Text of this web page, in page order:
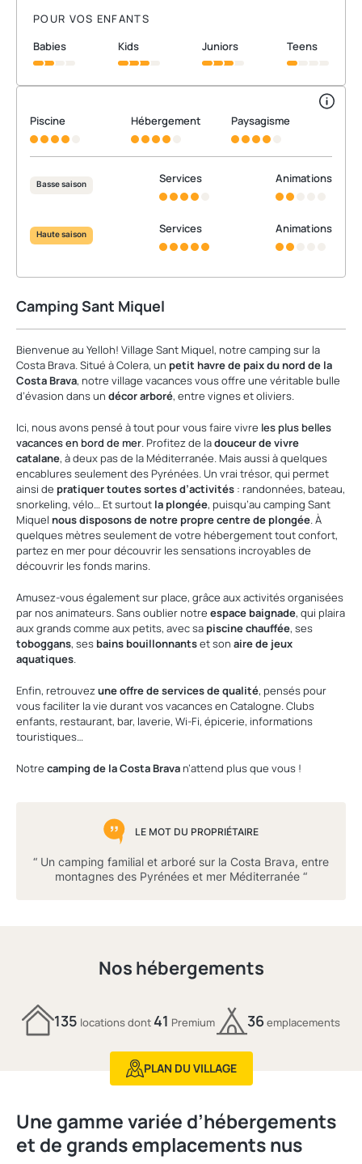
POUR VOS ENFANTS
babies
kids juniors teens
Piscine Hébergement Paysagisme
Basse saison Services Animations
Haute saison Services Animations
Camping Sant Miquel
Bienvenue au Yelloh! Village Sant Miquel, notre camping sur la
Costa Brava. Situé à Colera, un petit havre de paix du nordde la
Costa Brava, notre village vacances vous offre une véritable bulle
d’évasion dans un décor arboré, entre vignes et oliviers.
Ici, nous avons pensé à tout pour vous faire vivre les plus belles
vacances en bord de mer. Profitez de ladouceur de vivre
catalane, à deux pas de la Méditerranée. Mais aussi à quelques
encablures seulement des Pyrénées. Un vrai trésor, qui permet
ainsi de pratiquertoutes sortes d’activités : randonnées, bateau,
snorkeling, vélo… Et surtout la plongée, puisqu’au camping Sant
Miquel nous disposons de notre propre centre de plongée. À
quelques mètres seulement de votre hébergement tout confort,
partez en mer pour découvrir les sensations incroyables de
découvrir les fonds marins.
Amusez-vous également sur place, grâce aux activités organisées
par nos animateurs. Sans oublier notre espace baignade, qui plaira
aux grands comme aux petits, avec sa piscine chauffée, ses
toboggans, ses bains bouillonnantset son aire de jeux
aquatiques.
Enfin, retrouvezune offre de services de qualité, pensés pour
vous faciliter la vie durant vos vacances en Catalogne. Clubs
enfants, restaurant, bar, laverie, Wi-Fi, épicerie, informations
touristiques…
Notre camping de la Costa Brava n’attend plus que vous !
LE MOT DU PROPRIÉTAIRE
“ Un camping familial et arboré sur la Costa Brava, entre
montagnes des Pyrénées et mer Méditerranée “
Nos hébergements
135 locations dont 41 Premium 36emplacements
PLAN DU VILLAGE
Une gamme variée d’hébergements
et de grands emplacements nus